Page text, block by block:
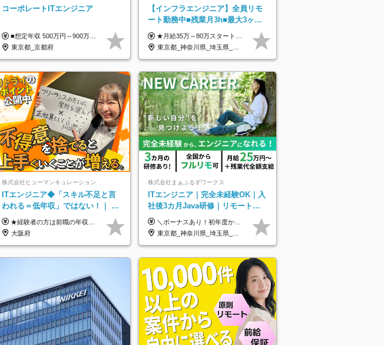
コーポレートITエンジニア
■想定年収 500万円～900万円 月給制 月給278,000円～ ※残業が発生した場合、残業代を別途全額支給します ※試用期間2ヶ月あり(待遇や給与に差異はありません)
東京都_京都府
【インフラエンジニア】全員リモ
ート勤務中■残業月3h■最大3ヶ月
の連休あり■年休126日■20～30代
活躍中！
★月給35万～80万スタートも可 【未経験の方】 ■月給26万～80万＋賞与年2回（年2ヶ月分） 【何かしらのインフラエンジニア経験をお持ちの方】 ■月給35万～80万＋賞与年2回（年2ヶ月分） ※スキル・経験などを考慮し決定します ※試用期間6ヶ月あり。期間中は契約社員となります。その他の待遇に差異はありません（試用期間終了後、昇給の可能性あり） ※上記金額には固定残業代（月30時間分／4万9600円～15万2600円）を含みます。超過分は別途支給いたします。 ＼頑張りはインセンティブで還元！／ クライアントに貢献度を評価され、当社のエンジニアが追加で案件に参画することになるなど、会社にとって利益になる行動はしっかり評価します。 会社の成長に貢献できていることを実感でき、「もっと頑張ろう」と思える体制づくりを整えています！
東京都_神奈川県_埼玉県_千葉県_大阪府
株式会社ヒューマンキュレーション
ITエンジニア◆「スキル不足と言
われる＝低年収」ではない！｜ 不
安を克服し、年収アップした社員
の実例
★経験者の方は前職の年収以上を保証します ★案件単価を開示した上で80％以上を還元します 月給25万円以上＋賞与年2回 ※経験や能力を考慮の上で優遇します ※試用期間が3ヶ月(その間の給与・待遇・雇用形態に変更はありません) ※月給には月20時間分のみなし残業手当(5万円)を含みます(超過分は別途支給) ★残業平均は月10時間以下ですので、毎月10時間分程度はお得です！
大阪府
株式会社まぁぶるずワークス
ITエンジニア｜完全未経験OK｜入
社後3カ月Java研修｜リモート率8
割以上｜充実のキャリア支援｜残
業月10h
＼ボーナスあり！初年度から年収300万円以上／ ■月給25万円～35万円＋残業代全額支給＋各種手当＋賞与年1回 ◎経験・年齢・スキルなどを考慮し、できるだけ優遇します ◎試用期間中(3カ月)は契約社員で、月給21万円＋諸手当になります。 (試用期間中は残業が発生しません。その他の待遇に変更はありません) ----------------- ＼3つの評価軸！実力次第で早期収入アップ！／ 【1】スキル(IT理解、実装力、設計) 【2】実務力(現場評価、コミュ力、品質) 【3】姿勢(自走力、意欲、責任感) この3つの評価軸で、3カ月ごとに評価。社内グレードにより、給与が決まる明確な仕組みです。何ができれば給与が上がるのか分かりやすく、実力や努力次第で早期に収入を増やせます！ 【固定残業代について】 なし（残業代は、実際の労働時間に応じて別途全額支給）
東京都_神奈川県_埼玉県_千葉県_大阪府_愛知県_北海道_青森県_岩手県_宮城県_秋田県_山形県_福島県_茨城県_栃木県_群馬県_新潟県_山梨県_長野県_富山県_石川県_福井県_静岡県_岐阜県_三重県_兵庫県_京都府_滋賀県_奈良県_和歌山県_広島県_岡山県_鳥取県_島根県_山口県_徳島県_香川県_愛媛県_高知県_福岡県_熊本県_佐賀県_長崎県_大分県_宮崎県_鹿児島県_沖縄県